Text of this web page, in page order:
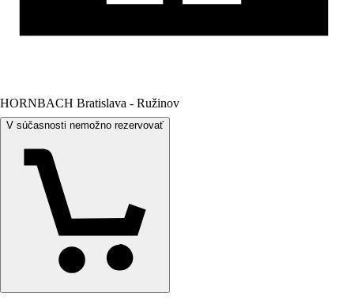
HORNBACH Bratislava - Ružinov
V súčasnosti nemožno rezervovať